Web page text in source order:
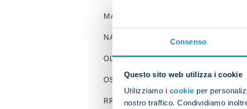
Consenso
Questo sito web utilizza i cookie
Utilizziamo i cookie per
nostro traffico. Condividiamo
MARIO RUI Silva Duarte
NATAN Bernardo
OLIVERA Mathias
OSTIGARD Leo
RRAHMANI Amir